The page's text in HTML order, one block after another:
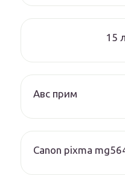
15
Авс прим
Canon pixma